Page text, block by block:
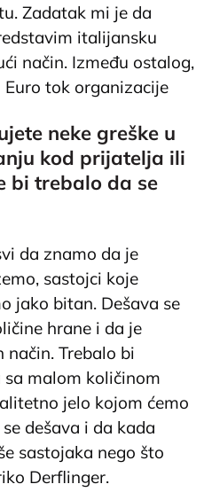
Zadatak mi je da
italijansku
način. Između ostalog,
tok organizacije
neke greške u
kod prijatelja ili
bi trebalo da se
da znamo da je
sastojci koje
jako bitan. Dešava se
hrane i da je
način. Trebalo bi
sa malom količinom
jelo kojom ćemo
dešava i da kada
sastojaka nego što
Derflinger.